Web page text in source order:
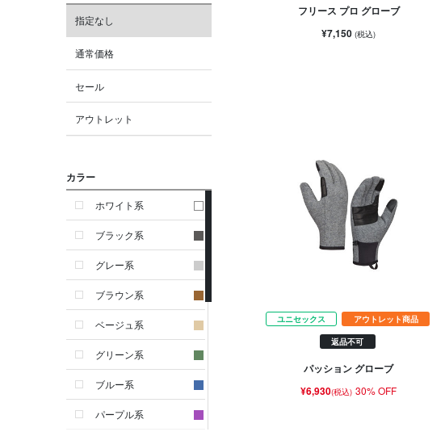
指定なし
通常価格
セール
アウトレット
カラー
ホワイト系
ブラック系
グレー系
ブラウン系
ベージュ系
グリーン系
ブルー系
パープル系
フリース プロ グローブ
¥7,150(税込)
ユニセックス アウトレット商品
返品不可
パッション グローブ
¥6,930(税込) 30% OFF